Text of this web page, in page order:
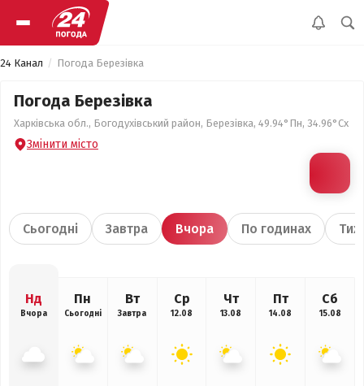
24 Канал Погода Березівка
Погода Березівка
Харківська обл., Богодухівський район, Березівка, 49.94°Пн, 34.96°Сх
Змінити місто
Сьогодні Завтра Вчора По годинах
Нд
Вчора
Пн
Сьогодні
Вт
Завтра
Ср
12.08
Чт
13.08
Пт
14.08
Сб
15.08